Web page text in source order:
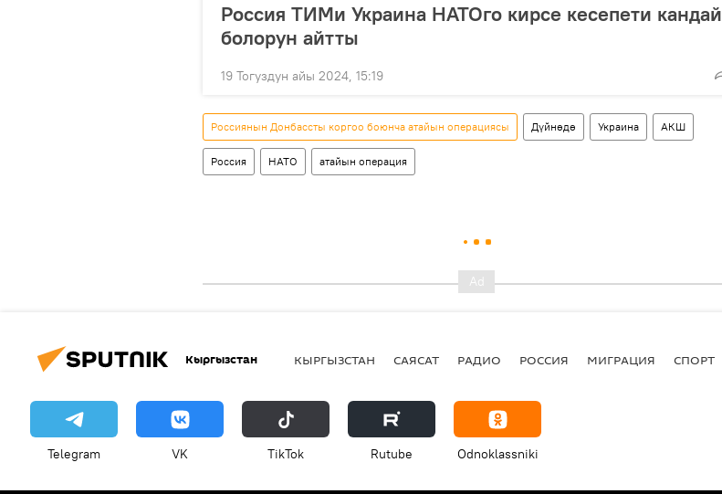
Россия ТИМи Украина НАТОго кирсе кесепети кандай
болорун айтты
19 Тогуздун айы 2024, 15:19
Россиянын Донбассты коргоо боюнча атайын операциясы Дүйнөдө Украина АКШ
Россия НАТО атайын операция
Кыргызстан КЫРГЫЗСТАН САЯСАТ РАДИО РОССИЯ МИГРАЦИЯ СПОРТ
Telegram VK ТikТоk Rutube Odnoklassniki